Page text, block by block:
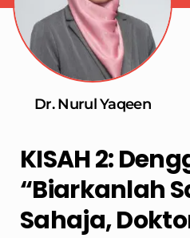
Dr. Nurul Yaqeen
KISAH 2:
“Biarkanlah
Sahaja,